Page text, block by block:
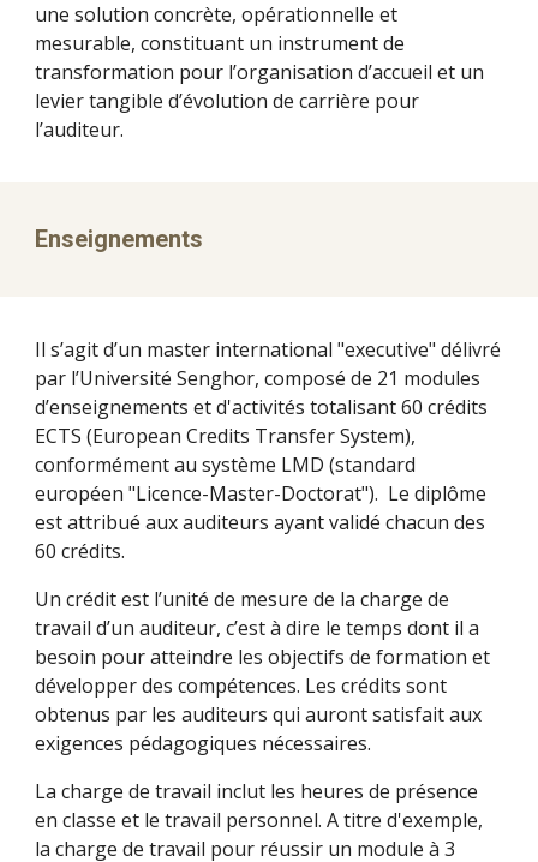
une solution concrète, opérationnelle et
mesurable, constituant un instrument de
transformation pour l’organisation d’accueil et un
levier tangible d’évolution de carrière pour
l’auditeur.
Enseignements
Il s’agit d’un master international "executive" délivré
par l’Université Senghor, composé de 21 modules
d’enseignements et d'activités totalisant 60 crédits
ECTS (European Credits Transfer System),
conformément au système LMD (standard
européen "Licence-Master-Doctorat"). Le diplôme
est attribué aux auditeurs ayant validé chacun des
60 crédits.
Un crédit est l’unité de mesure de la charge de
travail d’un auditeur, c’est à dire le temps dont il a
besoin pour atteindre les objectifs de formation et
développer des compétences. Les crédits sont
obtenus par les auditeurs qui auront satisfait aux
exigences pédagogiques nécessaires.
La charge de travail inclut les heures de présence
en classe et le travail personnel. A titre d'exemple,
la charge de travail pour réussir un module à 3